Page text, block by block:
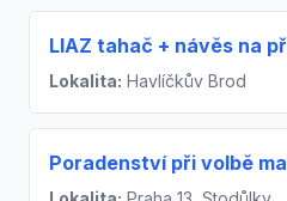
LIAZ tahač + návěs na
Lokalita: Havlíčkův Brod
Poradenství při volbě